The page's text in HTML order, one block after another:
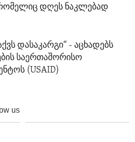
დღეს ნაკლებად
დასაკარგი“ - აცხადებს
საერთაშორისო
(USAID)
us